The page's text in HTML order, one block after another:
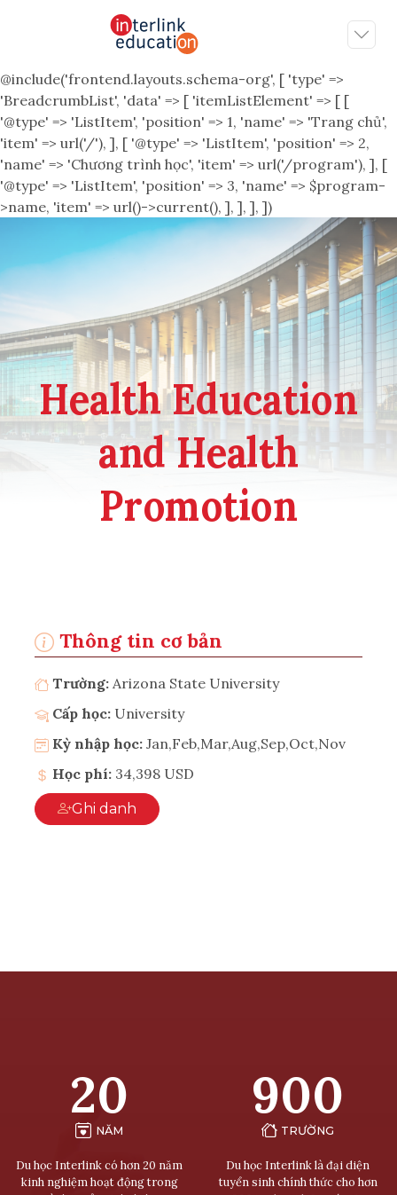
@include('frontend.layouts.schema-org', [ 'type' =>
'BreadcrumbList', 'data' => [ 'itemListElement' => [ [
'@type' => 'ListItem', 'position' => 1, 'name' => 'Trang chủ',
'item' => url('/'), ], [ '@type' => 'ListItem', 'position' => 2,
'name' => 'Chương trình học', 'item' => url('/program'), ], [
'@type' => 'ListItem', 'position' => 3, 'name' => $program-
>name, 'item' => url()->current(), ], ], ], ])
Health Education
and Health
Promotion
Thông tin cơ bản
Trường: Arizona State University
Cấp học: University
Kỳ nhập học: Jan,Feb,Mar,Aug,Sep,Oct,Nov
Học phí: 34,398 USD
Ghi danh
20
NĂM
Du học Interlink có hơn 20 năm
kinh nghiệm hoạt động trong
900
TRƯỜNG
Du học Interlink là đại diện
tuyển sinh chính thức cho hơn